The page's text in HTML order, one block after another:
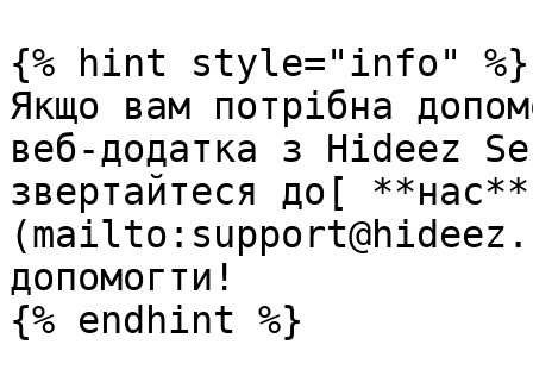
{% hint style="info" %}
Якщо вам потрібна
веб-додатка з Hideez
звертайтеся до[
допомогти!